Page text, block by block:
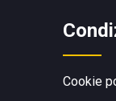
Cookie